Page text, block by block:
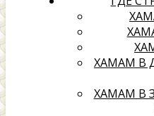
ХАМАМ В
ХАМАМ В